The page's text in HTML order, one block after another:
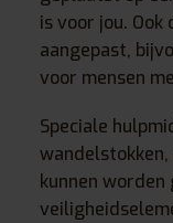
is voor jou. Ook
aangepast,
voor mensen
Speciale
kunnen